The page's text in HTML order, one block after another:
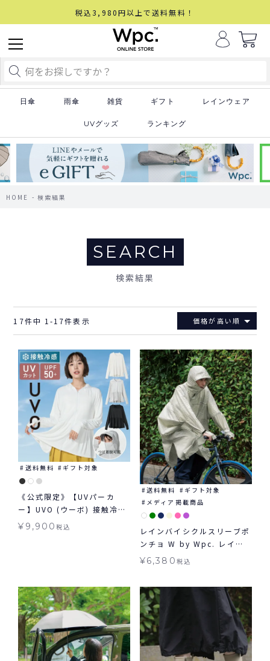
税込3,980円以上で送料無料！
日傘 雨傘 雑貨 ギフト レインウェア
UVグッズ ランキング
HOME 検索結果
SEARCH
検索結果
価格が高い順
17件中 1-17件表示
送料無料 ギフト対象
《公式限定》【UVパーカ
ー】UVO (ウーボ) 接触冷感
UVグッズ ラッシュガード ギ
¥ 9,900税込
送料無料
ギフト対象
メディア掲載商品
レインバイシクルスリーブポ
ンチョ W by Wpc. レイン
ポンチョ 送料無料 ギフト対
¥6,380 税込